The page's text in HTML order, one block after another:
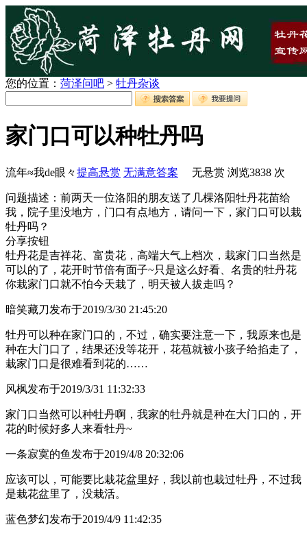
您的位置： 菏泽问吧 > 牡丹杂谈
家门口可以种牡丹吗
流年≈我de眼々提高悬赏 无满意答案 无悬赏 浏览3838 次
问题描述：前两天一位洛阳的朋友送了几棵洛阳牡丹花苗给
我，院子里没地方，门口有点地方，请问一下，家门口可以栽
牡丹吗？
分享按钮
牡丹花是吉祥花、富贵花，高端大气上档次，栽家门口当然是
可以的了，花开时节倍有面子~只是这么好看、名贵的牡丹花
你栽家门口就不怕今天栽了，明天被人拔走吗？
暗笑藏刀发布于2019/3/30 21:45:20
牡丹可以种在家门口的，不过，确实要注意一下，我原来也是
种在大门口了，结果还没等花开，花苞就被小孩子给掐走了，
栽家门口是很难看到花的……
风枫发布于2019/3/31 11:32:33
家门口当然可以种牡丹啊，我家的牡丹就是种在大门口的，开
花的时候好多人来看牡丹~
一条寂寞的鱼 发布于2019/4/8 20:32:06
应该可以，可能要比栽花盆里好，我以前也栽过牡丹，不过我
是栽花盆里了，没栽活。
蓝色梦幻发布于2019/4/9 11:42:35